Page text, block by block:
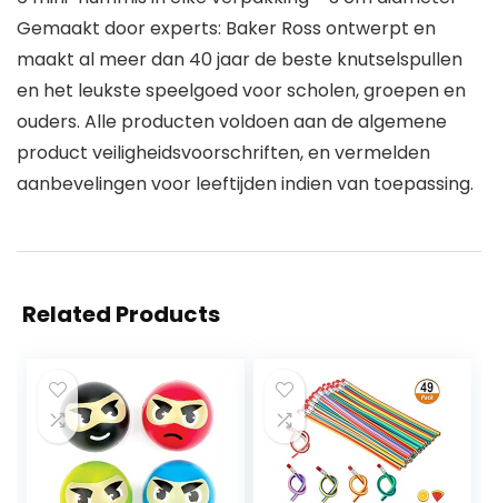
Gemaakt door experts: Baker Ross ontwerpt en
maakt al meer dan 40 jaar de beste knutselspullen
en het leukste speelgoed voor scholen, groepen en
ouders. Alle producten voldoen aan de algemene
product veiligheidsvoorschriften, en vermelden
aanbevelingen voor leeftijden indien van toepassing.
Related Products